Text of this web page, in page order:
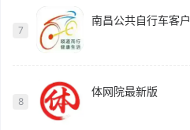
7
8
体网院最新版